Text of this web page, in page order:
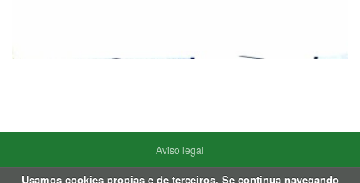
Aviso legal
Usamos cookies propias e de terceiros. Se continua navegando